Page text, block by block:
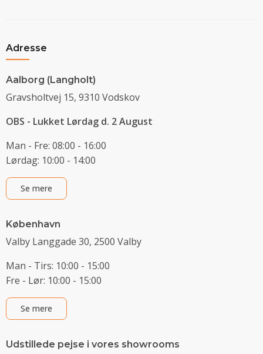
Adresse
Aalborg (Langholt)
Gravsholtvej 15, 9310 Vodskov
OBS - Lukket Lørdag d. 2 August
Man - Fre: 08:00 - 16:00
Lørdag: 10:00 - 14:00
Se mere
København
Valby Langgade 30, 2500 Valby
Man - Tirs: 10:00 - 15:00
Fre - Lør: 10:00 - 15:00
Se mere
Udstillede pejse i vores showrooms